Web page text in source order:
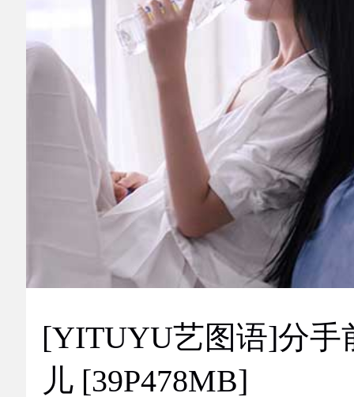
[YITUYU艺图语]分手
儿 [39P478MB]